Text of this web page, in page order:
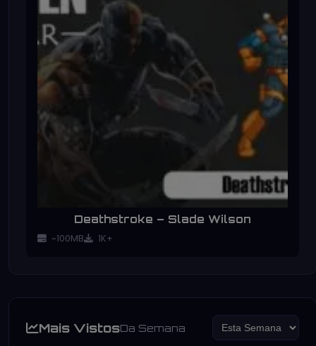
Deathstroke – Slade Wilson
~100MB 1K+
Mais VistosDa Semana